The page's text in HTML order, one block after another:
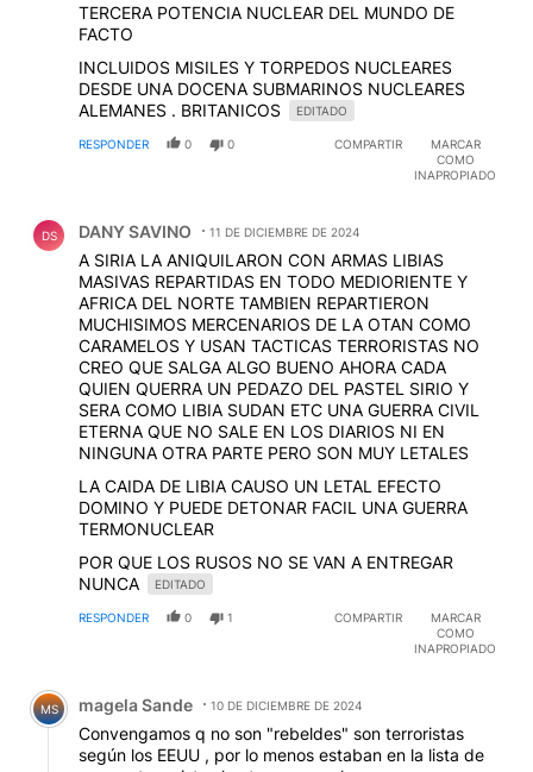
TERCERA POTENCIA NUCLEAR DEL MUNDO DE
FACTO
INCLUIDOS MISILES Y TORPEDOS NUCLEARES
DESDE UNA DOCENA SUBMARINOS NUCLEARES
ALEMANES . BRITANICOS
EDITADO
RESPONDER 0 0 COMPARTIR
MARCAR
COMO
INAPROPIADO
DS DANY SAVINO 11 DE DICIEMBRE DE 2024
A SIRIA LA ANIQUILARON CON ARMAS LIBIAS
MASIVAS REPARTIDAS EN TODO MEDIORIENTE Y
AFRICA DEL NORTE TAMBIEN REPARTIERON
MUCHISIMOS MERCENARIOS DE LA OTAN COMO
CARAMELOS Y USAN TACTICAS TERRORISTAS NO
CREO QUE SALGA ALGO BUENO AHORA CADA
QUIEN QUERRA UN PEDAZO DEL PASTEL SIRIO Y
SERA COMO LIBIA SUDAN ETC UNA GUERRA CIVIL
ETERNA QUE NO SALE EN LOS DIARIOS NI EN
NINGUNA OTRA PARTE PERO SON MUY LETALES
LA CAIDA DE LIBIA CAUSO UN LETAL EFECTO
DOMINO Y PUEDE DETONAR FACIL UNA GUERRA
TERMONUCLEAR
POR QUE LOS RUSOS NO SE VAN A ENTREGAR
NUNCA
EDITADO
RESPONDER 0 1 COMPARTIR
MARCAR
COMO
INAPROPIADO
Comentario de magela Sande.
MS magela Sande 10 DE DICIEMBRE DE 2024
Convengamos q no son "rebeldes" son terroristas
según los EEUU , por lo menos estaban en la lista de